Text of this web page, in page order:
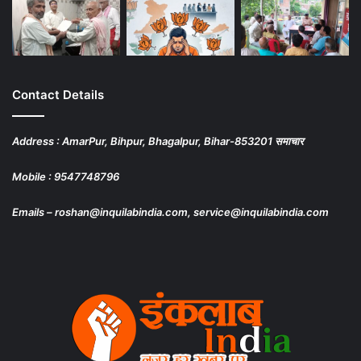
Contact Details
Address : AmarPur, Bihpur, Bhagalpur, Bihar-853201 समाचार
Mobile : 9547748796
Emails – roshan@inquilabindia.com, service@inquilabindia.com